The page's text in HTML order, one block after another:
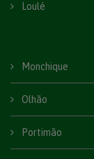
Loulé
Monchique
Olhão
Portimão